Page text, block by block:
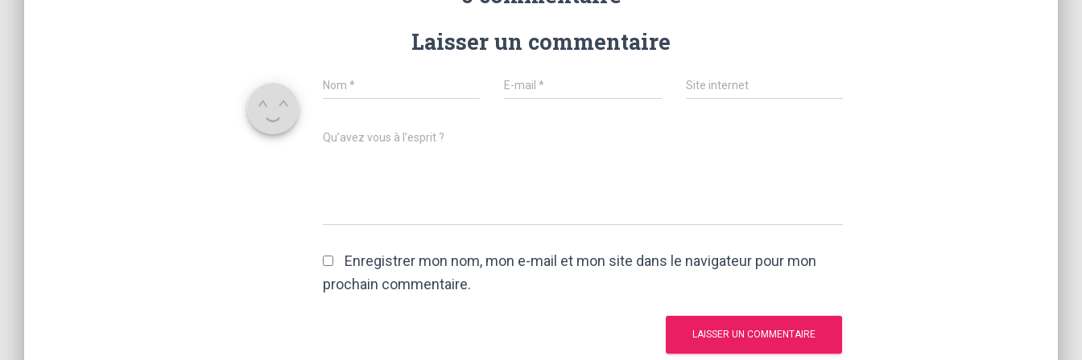
Laisser un commentaire
Nom * E-mail* Site internet
Qu’avez vous à l’esprit ?
Enregistrer mon nom, mon e-mail et mon site dans le navigateur pour mon
prochain commentaire.